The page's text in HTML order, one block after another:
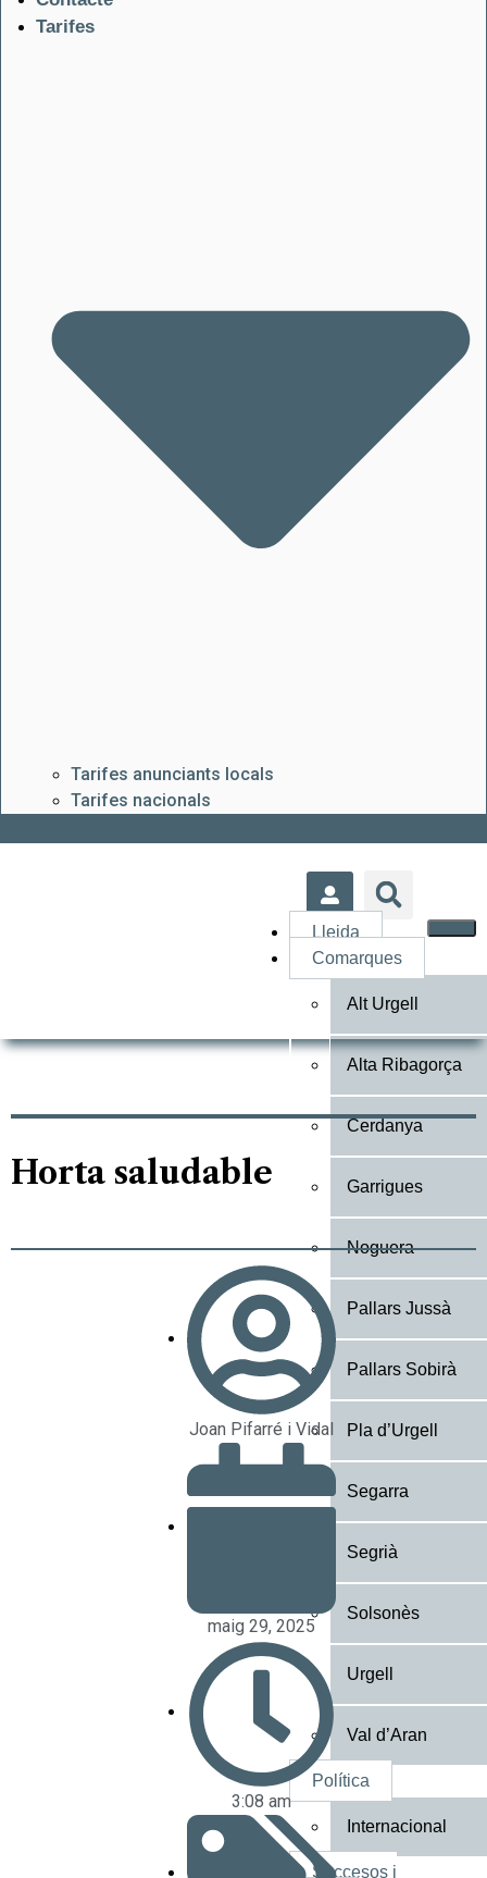
Tarifes
Tarifes anunciants locals
Tarifes nacionals
Lleida
Comarques
Alt Urgell
Alta Ribagorça
Cerdanya
Garrigues
Noguera
Pallars Jussà
Pallars Sobirà
Pla d’Urgell
Segarra
Segrià
Solsonès
Urgell
Val d’Aran
Política
Internacional
Succesos i
Horta saludable
Joan Pifarré i Vidal
maig 29, 2025
3:08 am